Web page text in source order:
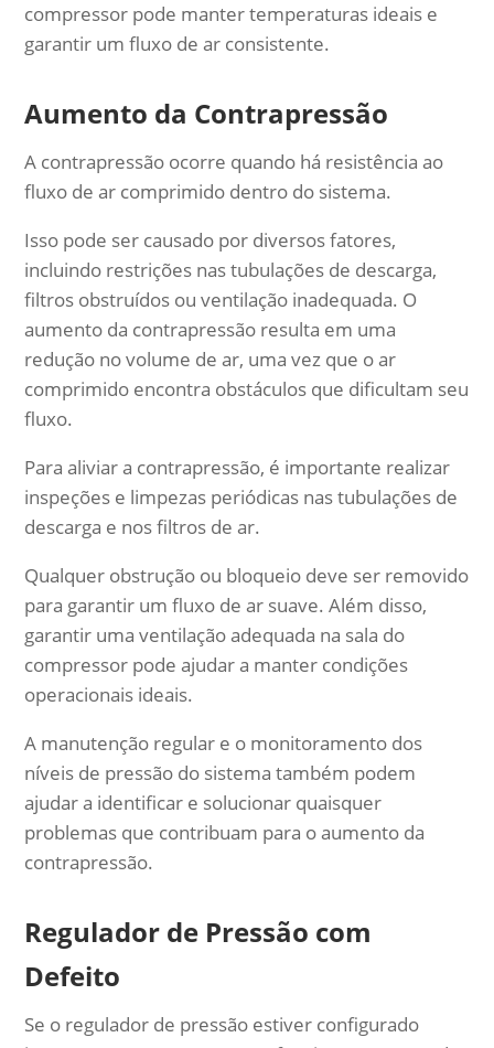
compressor pode manter temperaturas ideais e
garantir um fluxo de ar consistente.
Aumento da Contrapressão
A contrapressão ocorre quando há resistência ao
fluxo de ar comprimido dentro do sistema.
Isso pode ser causado por diversos fatores,
incluindo restrições nas tubulações de descarga,
filtros obstruídos ou ventilação inadequada. O
aumento da contrapressão resulta em uma
redução no volume de ar, uma vez que o ar
comprimido encontra obstáculos que dificultam seu
fluxo.
Para aliviar a contrapressão, é importante realizar
inspeções e limpezas periódicas nas tubulações de
descarga e nos filtros de ar.
Qualquer obstrução ou bloqueio deve ser removido
para garantir um fluxo de ar suave. Além disso,
garantir uma ventilação adequada na sala do
compressor pode ajudar a manter condições
operacionais ideais.
A manutenção regular e o monitoramento dos
níveis de pressão do sistema também podem
ajudar a identificar e solucionar quaisquer
problemas que contribuam para o aumento da
contrapressão.
Regulador de Pressão com
Defeito
Se o regulador de pressão estiver configurado